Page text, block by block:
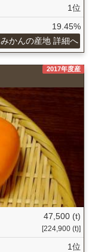
1位
19.45%
みかんの産地 詳細へ
2017年度産
47,500 (t)
[224,900 (t)]
1位